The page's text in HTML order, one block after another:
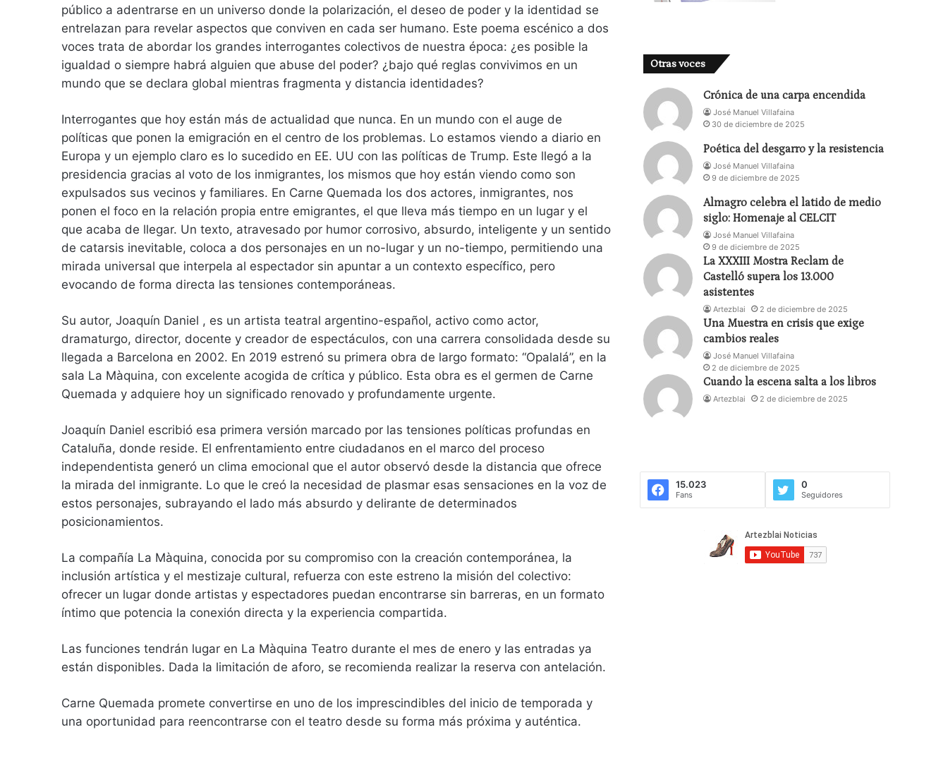
público a adentrarse en un universo donde la polarización, el deseo de poder y la identidad se
entrelazan para revelar aspectos que conviven en cada ser humano. Este poema escénico a dos
voces trata de abordar los grandes interrogantes colectivos de nuestra época: ¿es posible la
igualdad o siempre habrá alguien que abuse del poder? ¿bajo qué reglas convivimos en un
mundo que se declara global mientras fragmenta y distancia identidades?
Interrogantes que hoy están más de actualidad que nunca. En un mundo con el auge de
políticas que ponen la emigración en el centro de los problemas. Lo estamos viendo a diario en
Europa y un ejemplo claro es lo sucedido en EE. UU con las políticas de Trump. Este llegó a la
presidencia gracias al voto de los inmigrantes, los mismos que hoy están viendo como son
expulsados sus vecinos y familiares. En Carne Quemada los dos actores, inmigrantes, nos
ponen el foco en la relación propia entre emigrantes, el que lleva más tiempo en un lugar y el
que acaba de llegar. Un texto, atravesado por humor corrosivo, absurdo, inteligente y un sentido
de catarsis inevitable, coloca a dos personajes en un no-lugar y un no-tiempo, permitiendo una
mirada universal que interpela al espectador sin apuntar a un contexto específico, pero
evocando de forma directa las tensiones contemporáneas.
Su autor, Joaquín Daniel , es un artista teatral argentino-español, activo como actor,
dramaturgo, director, docente y creador de espectáculos, con una carrera consolidada desde su
llegada a Barcelona en 2002. En 2019 estrenó su primera obra de largo formato: “Opalalá”, en la
sala La Màquina, con excelente acogida de crítica y público. Esta obra es el germen de Carne
Quemada y adquiere hoy un significado renovado y profundamente urgente.
Joaquín Daniel escribió esa primera versión marcado por las tensiones políticas profundas en
Cataluña, donde reside. El enfrentamiento entre ciudadanos en el marco del proceso
independentista generó un clima emocional que el autor observó desde la distancia que ofrece
la mirada del inmigrante. Lo que le creó la necesidad de plasmar esas sensaciones en la voz de
estos personajes, subrayando el lado más absurdo y delirante de determinados
posicionamientos.
La compañía La Màquina, conocida por su compromiso con la creación contemporánea, la
inclusión artística y el mestizaje cultural, refuerza con este estreno la misión del colectivo:
ofrecer un lugar donde artistas y espectadores puedan encontrarse sin barreras, en un formato
íntimo que potencia la conexión directa y la experiencia compartida.
Las funciones tendrán lugar en La Màquina Teatro durante el mes de enero y las entradas ya
están disponibles. Dada la limitación de aforo, se recomienda realizar la reserva con antelación.
Carne Quemada promete convertirse en uno de los imprescindibles del inicio de temporada y
una oportunidad para reencontrarse con el teatro desde su forma más próxima y auténtica.
Otras voces
Crónica de una carpa encendida
José Manuel Villafaina
30 de diciembre de 2025
Poética del desgarro y la resistencia
José Manuel Villafaina
9 de diciembre de 2025
Almagro celebra el latido de medio
siglo: Homenaje al CELCIT
José Manuel Villafaina
9 de diciembre de 2025
La XXXIII Mostra Reclam de
Castelló supera los 13.000
asistentes
Artezblai 2 de diciembre de 2025
Una Muestra en crisis que exige
cambios reales
José Manuel Villafaina
2 de diciembre de 2025
Cuando la escena salta a los libros
Artezblai 2 de diciembre de 2025
15.023
Fans
0
Seguidores